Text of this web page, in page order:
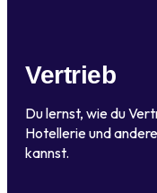
Vertrieb
Du lernst, wie du
Hotellerie und
kannst.